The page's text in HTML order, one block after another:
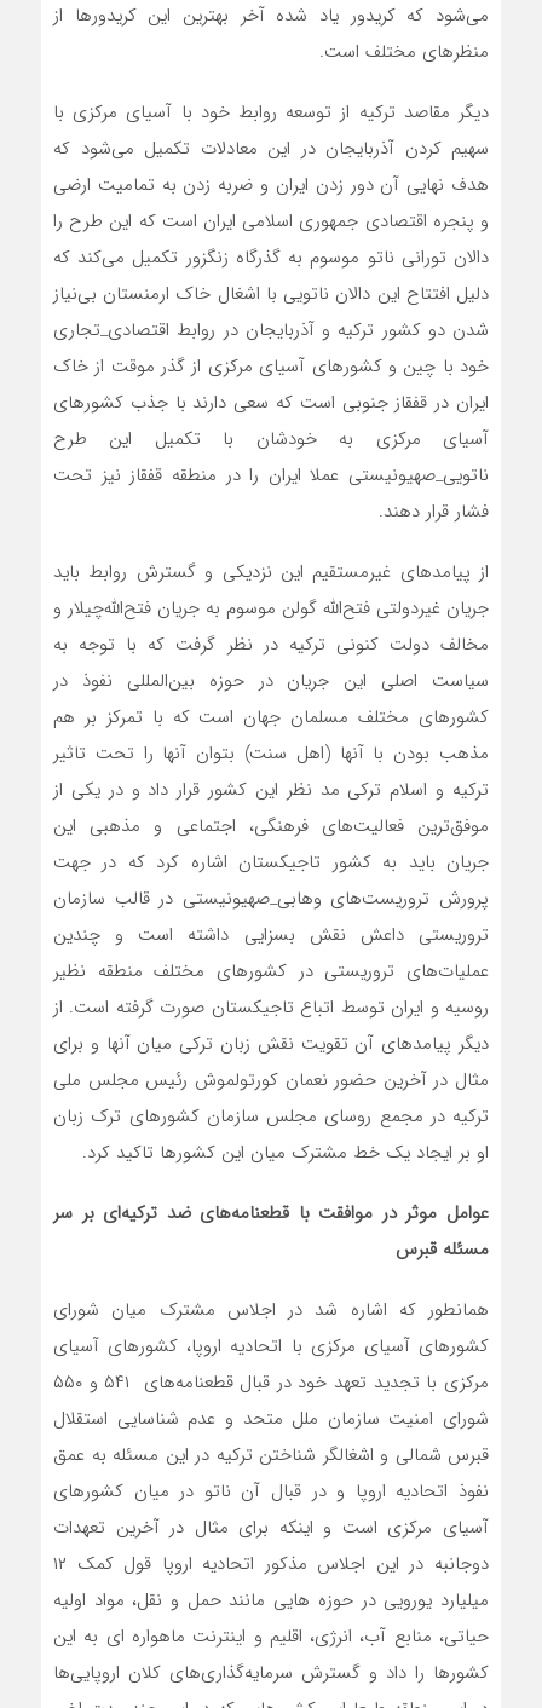
می‌شود که کریدور یاد شده آخر بهترین این کریدور‌ها از
منظرهای مختلف است.
دیگر مقاصد ترکیه از توسعه روابط خود با آسیای مرکزی با
سهیم کردن آذربایجان در این معادلات تکمیل می‌شود که
هدف نهایی آن دور زدن ایران و ضربه زدن به تمامیت ارضی
و پنجره اقتصادی جمهوری اسلامی ایران است که این طرح را
دالان تورانی ناتو موسوم به گذرگاه زنگزور تکمیل می‌کند که
دلیل افتتاح این دالان ناتویی با اشغال خاک ارمنستان بی‌نیاز
شدن دو کشور ترکیه و آذربایجان در روابط اقتصادی_تجاری
خود با چین و کشورهای آسیای مرکزی از گذر موقت از خاک
ایران در قفقاز جنوبی است که سعی دارند با جذب کشورهای
آسیای مرکزی به خودشان با تکمیل این طرح
ناتویی_صهیونیستی عملا ایران را در منطقه قفقاز نیز تحت
فشار قرار دهند.
از پیامدهای غیرمستقیم این نزدیکی و گسترش روابط باید
جریان غیردولتی فتح‌الله گولن موسوم به جریان فتح‌الله‌چیلار و
مخالف دولت کنونی ترکیه در نظر گرفت که با توجه به
سیاست اصلی این جریان در حوزه بین‌المللی نفوذ در
کشورهای مختلف مسلمان جهان است که با تمرکز بر هم
مذهب بودن با آنها (اهل سنت) بتوان آنها را تحت تاثیر
ترکیه و اسلام ترکی مد نظر این کشور قرار داد و در یکی از
موفق‌ترین فعالیت‌های فرهنگی، اجتماعی و مذهبی این
جریان باید به کشور تاجیکستان اشاره کرد که در جهت
پرورش تروریست‌های وهابی_صهیونیستی در قالب سازمان
تروریستی داعش نقش بسزایی داشته است و چندین
عملیات‌های تروریستی در کشورهای مختلف منطقه نظیر
روسیه و ایران توسط اتباع تاجیکستان صورت گرفته است. از
دیگر پیامدهای آن تقویت نقش زبان ترکی میان آنها و برای
مثال در آخرین حضور نعمان کورتولموش رئیس مجلس ملی
ترکیه در مجمع روسای مجلس سازمان کشورهای ترک زبان
او بر ایجاد یک خط مشترک میان این کشورها تاکید کرد.
عوامل موثر در موافقت با قطعنامه‌های ضد ترکیه‌ای بر سر
مسئله قبرس
همانطور که اشاره شد در اجلاس مشترک میان شورای
کشورهای آسیای مرکزی با اتحادیه اروپا، کشورهای آسیای
مرکزی با تجدید تعهد خود در قبال قطعنامه‌های ۵۴۱ و ۵۵۰
شورای امنیت سازمان ملل متحد و عدم شناسایی استقلال
قبرس شمالی و اشغالگر شناختن ترکیه در این مسئله به عمق
نفوذ اتحادیه اروپا و در قبال آن ناتو در میان کشورهای
آسیای مرکزی است و اینکه برای مثال در آخرین تعهدات
دوجانبه در این اجلاس مذکور اتحادیه اروپا قول کمک ۱۲
میلیارد یورویی در حوزه هایی مانند حمل و نقل، مواد اولیه
حیاتی، منابع آب، انرژی، اقلیم و اینترنت ماهواره ای به این
کشورها را داد و گسترش سرمایه‌گذاری‌های کلان اروپایی‌ها